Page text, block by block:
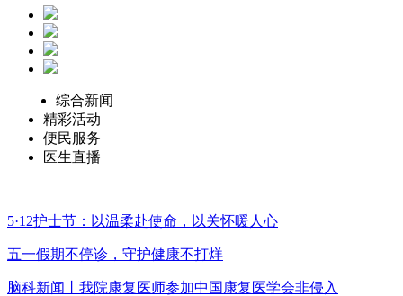
综合新闻
精彩活动
便民服务
医生直播
5·12护士节：以温柔赴使命，以关怀暖人心
五一假期不停诊，守护健康不打烊
脑科新闻丨我院康复医师参加中国康复医学会非侵入